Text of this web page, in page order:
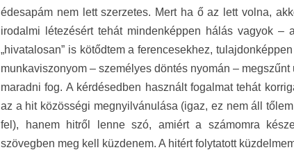
édesapám nem lett szerzetes. Mert ha ő az lett volna,
irodalmi létezésért tehát mindenképpen hálás vagyok
„hivatalosan” is kötődtem a ferencesekhez,
munkaviszonyom – személyes döntés nyomán –
maradni fog. A kérdésedben használt fogalmat tehát
az a hit közösségi megnyilvánulása (igaz, ez nem áll
fel), hanem hitről lenne szó, amiért a számomra
szövegben meg kell küzdenem. A hitért folytatott